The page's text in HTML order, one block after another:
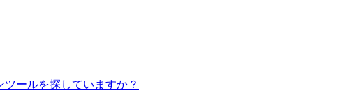
ールを探していますか？